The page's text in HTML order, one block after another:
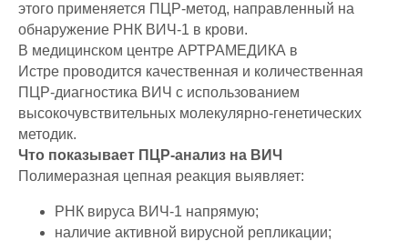
этого применяется ПЦР-метод, направленный на
обнаружение РНК ВИЧ-1 в крови.
В медицинском центре АРТРАМЕДИКА в
Истре проводится качественная и количественная
ПЦР-диагностика ВИЧ с использованием
высокочувствительных молекулярно-генетических
методик.
Что показывает ПЦР-анализ на ВИЧ
Полимеразная цепная реакция выявляет:
РНК вируса ВИЧ-1 напрямую;
наличие активной вирусной репликации;